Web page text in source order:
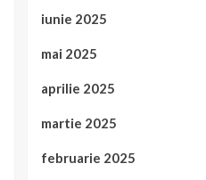
iunie 2025
mai 2025
aprilie 2025
martie 2025
februarie 2025